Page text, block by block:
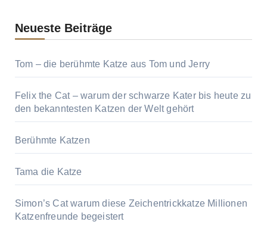
Neueste Beiträge
Tom – die berühmte Katze aus Tom und Jerry
Felix the Cat – warum der schwarze Kater bis heute zu
den bekanntesten Katzen der Welt gehört
Berühmte Katzen
Tama die Katze
Simon’s Cat warum diese Zeichentrickkatze Millionen
Katzenfreunde begeistert